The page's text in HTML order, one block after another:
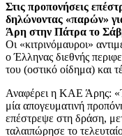
Στις προπονήσεις
δηλώνοντας «παρών»
Άρη στην Πάτρα το
Οι «κιτρινόμαυροι»
ο Έλληνας διεθνής
του (οστικό οίδημα) και
Αναφέρει η ΚΑΕ Άρης:
μία απογευματινή
επέστρεψε στη δράση,
ταλαιπώρησε το